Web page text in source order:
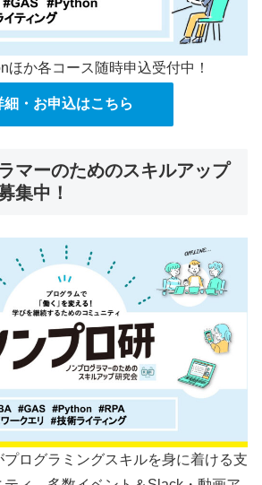
ほか各コース随時申込受付中！
細・お申込はこちら
マーのためのスキルアップ
集中！
プログラミングスキルを身に着ける支